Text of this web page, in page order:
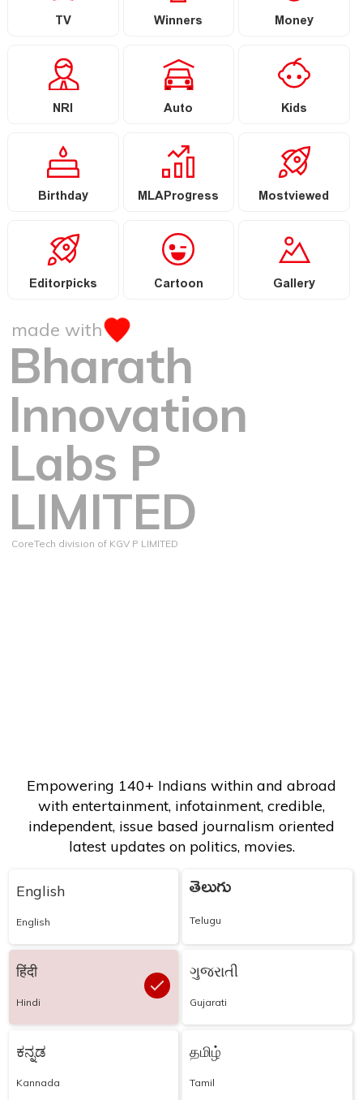
TV Winners Money
NRI Auto Kids
Birthday MLAProgress Mostviewed
Editorpicks Cartoon Gallery
made with
Bharath
Innovation
Labs P
LIMITED
CoreTech division of KGV P LIMITED
Empowering 140+ Indians within and abroad
with entertainment, infotainment, credible,
independent, issue based journalism oriented
latest updates on politics, movies.
English
English
తెలుగు
Telugu
हिंदी
Hindi
ગુજરાતી
Gujarati
ಕನ್ನಡ
Kannada
தமிழ்
Tamil